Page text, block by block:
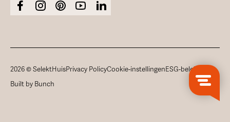
2026 © SelektHuisPrivacy PolicyCookie-instellingenESG-beleid
Built by Bunch